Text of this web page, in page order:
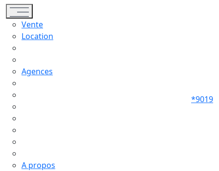
Toggle navigation
Vente
Location
Agences
A propos
*9019